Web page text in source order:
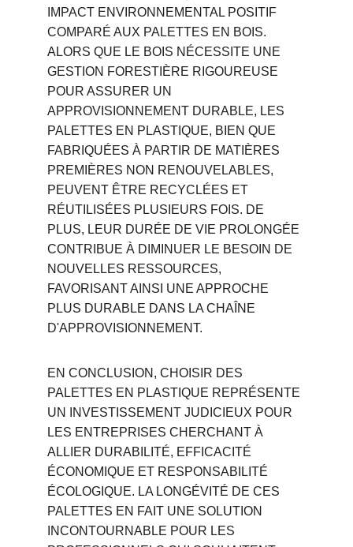
IMPACT ENVIRONNEMENTAL POSITIF
COMPARÉ AUX PALETTES EN BOIS.
ALORS QUE LE BOIS NÉCESSITE UNE
GESTION FORESTIÈRE RIGOUREUSE
POUR ASSURER UN
APPROVISIONNEMENT DURABLE, LES
PALETTES EN PLASTIQUE, BIEN QUE
FABRIQUÉES À PARTIR DE MATIÈRES
PREMIÈRES NON RENOUVELABLES,
PEUVENT ÊTRE RECYCLÉES ET
RÉUTILISÉES PLUSIEURS FOIS. DE
PLUS, LEUR DURÉE DE VIE PROLONGÉE
CONTRIBUE À DIMINUER LE BESOIN DE
NOUVELLES RESSOURCES,
FAVORISANT AINSI UNE APPROCHE
PLUS DURABLE DANS LA CHAÎNE
D'APPROVISIONNEMENT.
EN CONCLUSION, CHOISIR DES
PALETTES EN PLASTIQUE REPRÉSENTE
UN INVESTISSEMENT JUDICIEUX POUR
LES ENTREPRISES CHERCHANT À
ALLIER DURABILITÉ, EFFICACITÉ
ÉCONOMIQUE ET RESPONSABILITÉ
ÉCOLOGIQUE. LA LONGÉVITÉ DE CES
PALETTES EN FAIT UNE SOLUTION
INCONTOURNABLE POUR LES